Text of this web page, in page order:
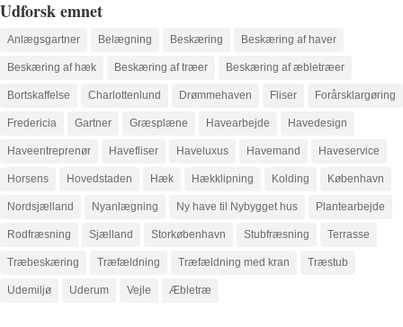
Udforsk emnet
Anlægsgartner Belægning Beskæring Beskæring af haver
Beskæring af hæk Beskæring af træer Beskæring af æbletræer
Bortskaffelse Charlottenlund Drømmehaven Fliser Forårsklargøring
Fredericia Gartner Græsplæne Havearbejde Havedesign
Haveentreprenør Havefliser Haveluxus Havemand Haveservice
Horsens Hovedstaden Hæk Hækklipning Kolding København
Nordsjælland Nyanlægning Ny have til Nybygget hus Plantearbejde
Rodfræsning Sjælland Storkøbenhavn Stubfræsning Terrasse
Træbeskæring Træfældning Træfældning med kran Træstub
Udemiljø Uderum Vejle Æbletræ